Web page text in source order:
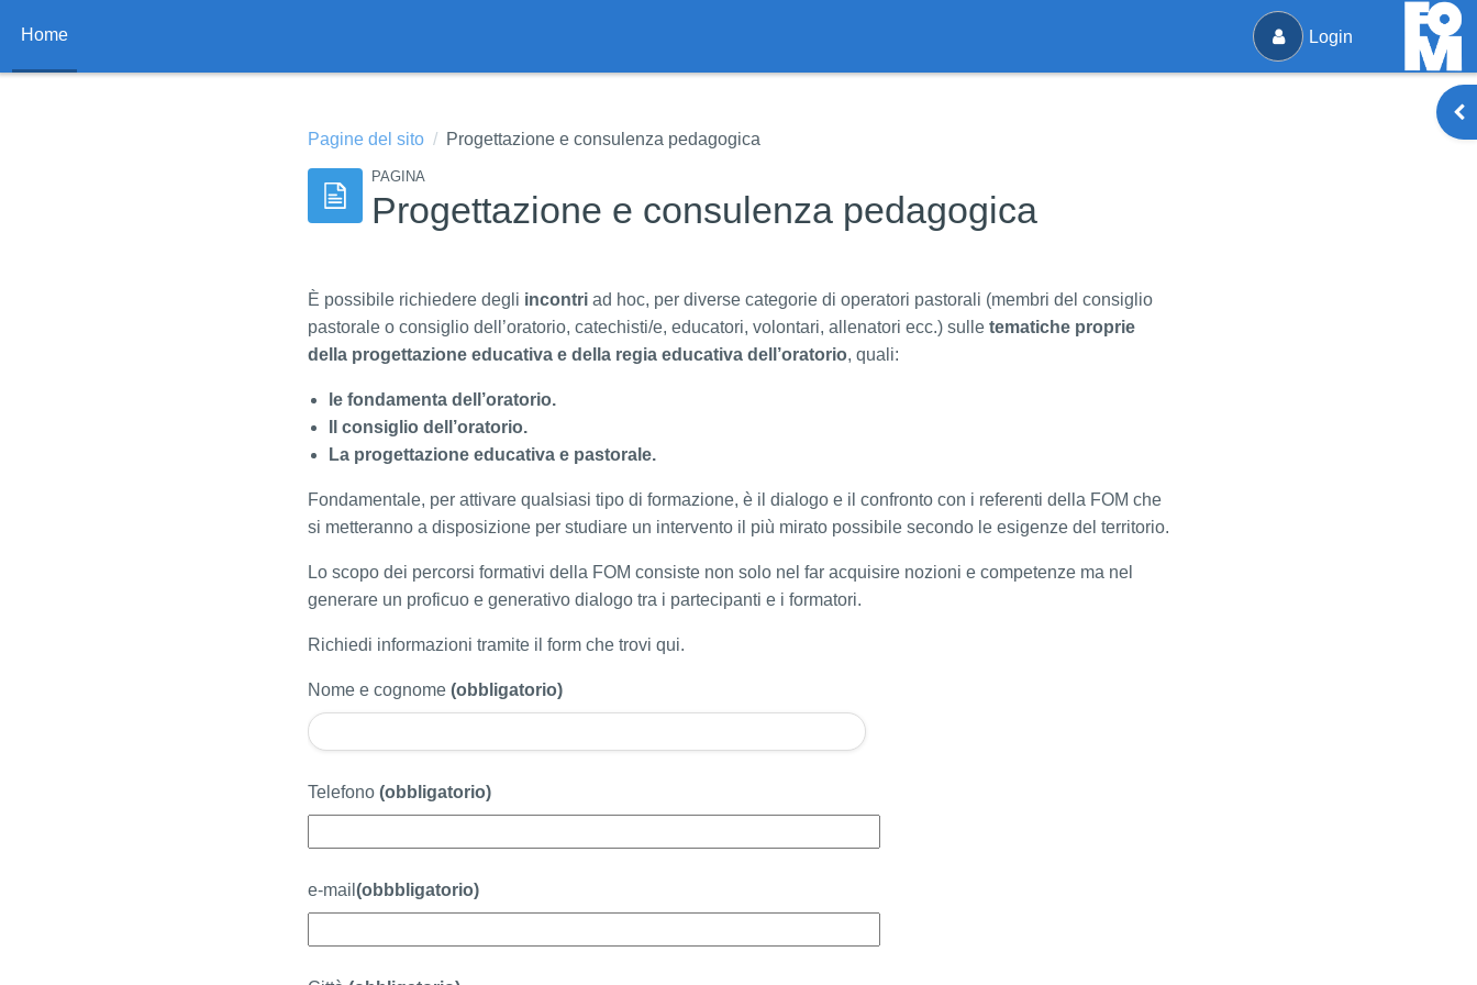
Home
Login
Pagine del sito
Progettazione e consulenza pedagogica
PAGINA
Progettazione e consulenza pedagogica
È possibile richiedere degli incontri ad hoc, per diverse categorie di operatori pastorali (membri del consiglio
pastorale o consiglio dell’oratorio, catechisti/e, educatori, volontari, allenatori ecc.) sulle tematiche proprie
della progettazione educativa e della regia educativa dell’oratorio, quali:
le fondamenta dell’oratorio.
Il consiglio dell’oratorio.
La progettazione educativa e pastorale.
Fondamentale, per attivare qualsiasi tipo di formazione, è il dialogo e il confronto con i referenti della FOM che
si metteranno a disposizione per studiare un intervento il più mirato possibile secondo le esigenze del territorio.
Lo scopo dei percorsi formativi della FOM consiste non solo nel far acquisire nozioni e competenze ma nel
generare un proficuo e generativo dialogo tra i partecipanti e i formatori.
Richiedi informazioni tramite il form che trovi qui.
Nome e cognome (obbligatorio)
Telefono (obbligatorio)
e-mail (obbbligatorio)